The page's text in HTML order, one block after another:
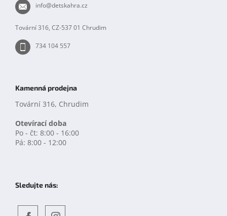
info@detskahra.cz
Tovární 316, CZ-537 01 Chrudim
734 104 557
Kamenná prodejna
Tovární 316, Chrudim
Otevírací doba
Po - čt: 8:00 - 16:00
Pá: 8:00 - 12:00
Sledujte nás: